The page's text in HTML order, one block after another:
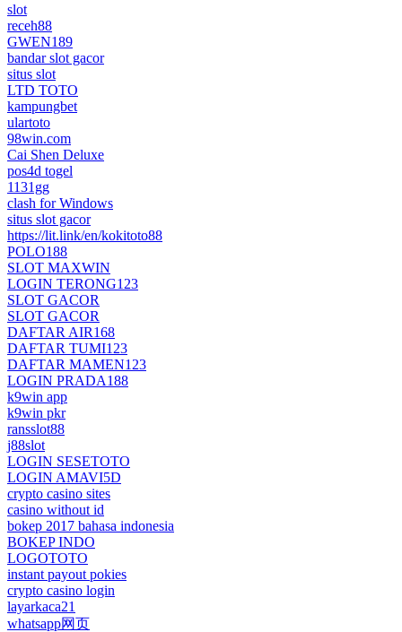
slot
receh88
GWEN189
bandar slot gacor
situs slot
LTD TOTO
kampungbet
ulartoto
98win.com
Cai Shen Deluxe
pos4d togel
1131gg
clash for Windows
situs slot gacor
https://lit.link/en/kokitoto88
POLO188
SLOT MAXWIN
LOGIN TERONG123
SLOT GACOR
SLOT GACOR
DAFTAR AIR168
DAFTAR TUMI123
DAFTAR MAMEN123
LOGIN PRADA188
k9win app
k9win pkr
ransslot88
j88slot
LOGIN SESETOTO
LOGIN AMAVI5D
crypto casino sites
casino without id
bokep 2017 bahasa indonesia
BOKEP INDO
LOGOTOTO
instant payout pokies
crypto casino login
layarkaca21
whatsapp网页